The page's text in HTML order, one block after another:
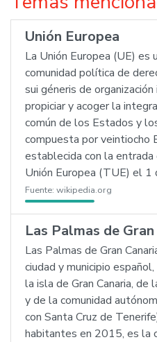
Unión Europea
La Unión Europea (UE) es
comunidad política de
sui géneris de
propiciar y acoger la
común de los Estados y
compuesta por veintiocho
establecida con la
Unión Europea (TUE) el
Fuente: wikipedia.org
Las Palmas de
Las Palmas de Gran
ciudad y municipio
la isla de Gran Canaria, de
y de la comunidad
con Santa Cruz de
habitantes en 2015, es la